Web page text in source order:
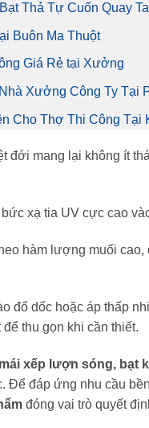
Thả Tự Cuốn Quay
Buôn Ma Thuột
Giá Rẻ tại Xưởng
Xưởng Công Ty Tại
Cho Thợ Thi Công Tại
đới mang lại không ít
xạ tia UV cực cao
hàm lượng muối cao,
đổ dốc hoặc áp thấp
thu gọn khi cần thiết.
xếp lượn sóng, bạt
Để đáp ứng nhu cầu
đóng vai trò quyết